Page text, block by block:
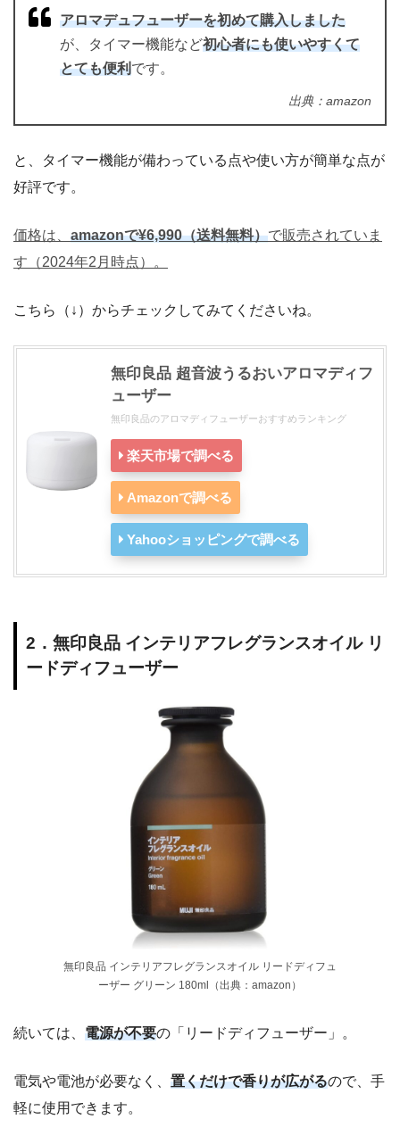
アロマデュフューザーを初めて購入しました
が、タイマー機能など初心者にも使いやすくて
とても便利です。
出典：amazon
と、タイマー機能が備わっている点や使い方が簡単な点が
好評です。
価格は、 amazonで¥6,990（送料無料）で販売されていま
す（2024年2月時点）。
こちら（↓）からチェックしてみてくださいね。
無印良品 超音波うるおいアロマディフ
ューザー
無印良品のアロマディフューザーおすすめランキング
楽天市場で調べる
Amazonで調べる
Yahooショッピングで調べる
2．無印良品 インテリアフレグランスオイル リ
ードディフューザー
無印良品 インテリアフレグランスオイル リードディフュ
ーザー グリーン 180ml（出典：amazon）
続いては、 電源が不要の「リードディフューザー」。
電気や電池が必要なく、 置くだけで香りが広がるので、手
軽に使用できます。